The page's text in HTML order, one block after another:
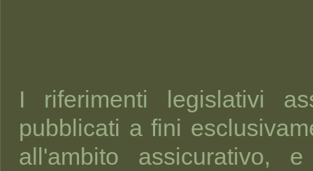
I riferimenti legislativi
pubblicati a fini
all'ambito assicurativo,